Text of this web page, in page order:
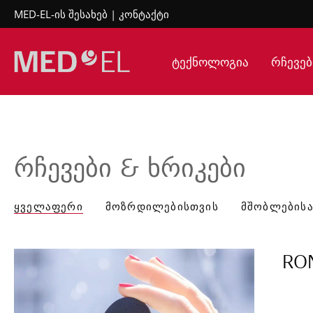
MED-EL-ის შესახებ კონტაქტი
ტექნოლოგია
რჩევები & ხრიკები
ᲧᲕᲔᲚᲐᲤᲔᲠᲘ ᲛᲝᲖᲠᲓᲘᲚᲔᲑᲘᲡᲗᲕᲘᲡ